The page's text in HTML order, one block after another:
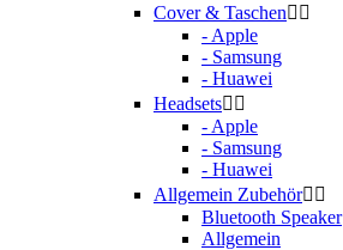
Cover & Taschen 
- Apple
- Samsung
- Huawei
Headsets 
- Apple
- Samsung
- Huawei
Allgemein Zubehör 
Bluetooth Speaker
Allgemein